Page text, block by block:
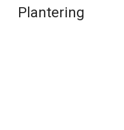
Plantering